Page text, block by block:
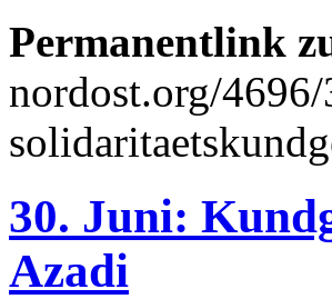
Permanentlink
nordost.org/
30. Juni:
Azadi